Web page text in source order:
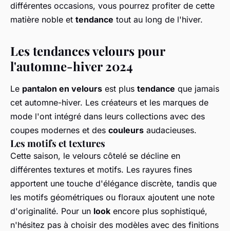
différentes occasions, vous pourrez profiter de cette
matière noble et tendance tout au long de l'hiver.
Les tendances velours pour
l'automne-hiver 2024
Le pantalon en velours est plus tendance que jamais
cet automne-hiver. Les créateurs et les marques de
mode l'ont intégré dans leurs collections avec des
coupes modernes et des couleurs audacieuses.
Les motifs et textures
Cette saison, le velours côtelé se décline en
différentes textures et motifs. Les rayures fines
apportent une touche d'élégance discrète, tandis que
les motifs géométriques ou floraux ajoutent une note
d'originalité. Pour un look encore plus sophistiqué,
n'hésitez pas à choisir des modèles avec des finitions